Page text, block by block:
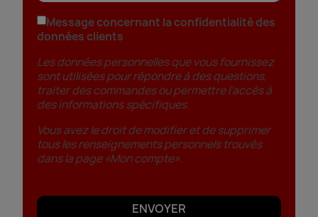
Message concernant la confidentialité des
données clients
Les données personnelles que vous fournissez
sont utilisées pour répondre à des questions,
traiter des commandes ou permettre l’accès à
des informations spécifiques.
Vous avez le droit de modifier et de supprimer
tous les renseignements personnels trouvés
dans la page «Mon compte».
ENVOYER